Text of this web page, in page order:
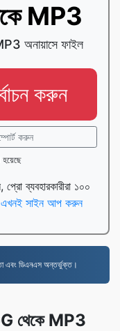
MP3
অনায়াসে ফাইল
করুন
করুন
ব্যবহারকারীরা ১০০
এখনই সাইন আপ করুন
এবং ডিএনএস অন্তর্ভুক্ত।
থেকে MP3